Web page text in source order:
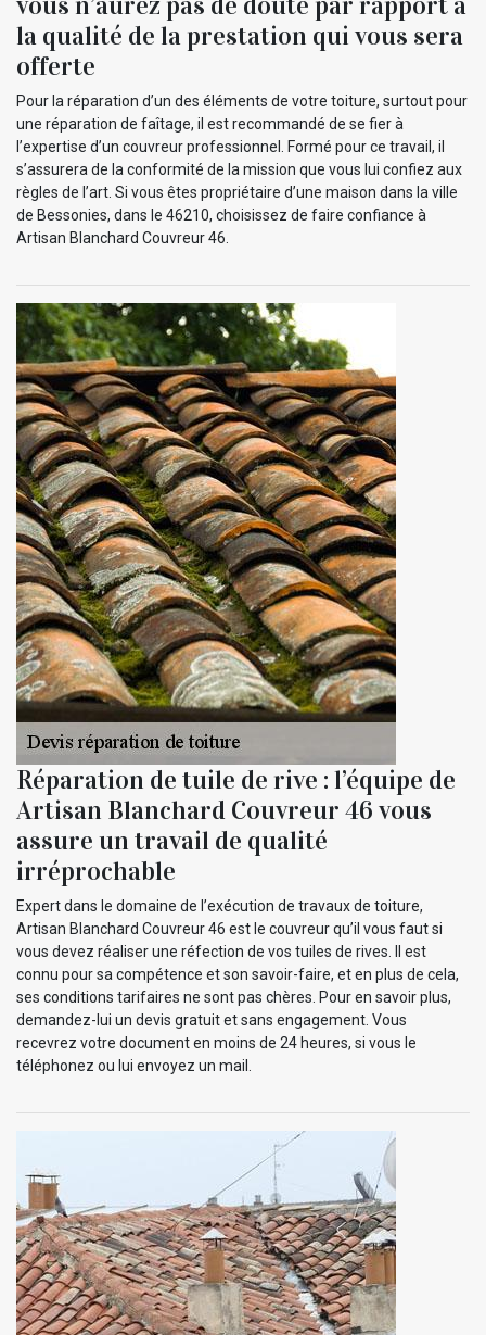
la qualité de la prestation qui vous sera
offerte
Pour la réparation d’un des éléments de votre toiture, surtout pour
une réparation de faîtage, il est recommandé de se fier à
l’expertise d’un couvreur professionnel. Formé pour ce travail, il
s’assurera de la conformité de la mission que vous lui confiez aux
règles de l’art. Si vous êtes propriétaire d’une maison dans la ville
de Bessonies, dans le 46210, choisissez de faire confiance à
Artisan Blanchard Couvreur 46.
Réparation de tuile de rive : l’équipe de
Artisan Blanchard Couvreur 46 vous
assure un travail de qualité
irréprochable
Expert dans le domaine de l’exécution de travaux de toiture,
Artisan Blanchard Couvreur 46 est le couvreur qu’il vous faut si
vous devez réaliser une réfection de vos tuiles de rives. Il est
connu pour sa compétence et son savoir-faire, et en plus de cela,
ses conditions tarifaires ne sont pas chères. Pour en savoir plus,
demandez-lui un devis gratuit et sans engagement. Vous
recevrez votre document en moins de 24 heures, si vous le
téléphonez ou lui envoyez un mail.